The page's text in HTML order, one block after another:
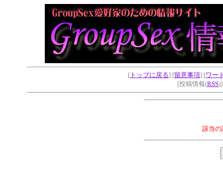
[ トップに戻る] [留意事項] [ワー
[投稿情報(RSS
該当の